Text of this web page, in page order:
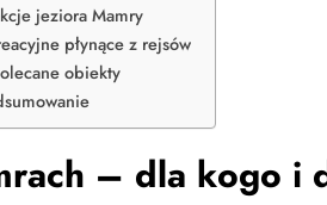
jeziora Mamry
płynące z rejsów
obiekty
– dla kogo i